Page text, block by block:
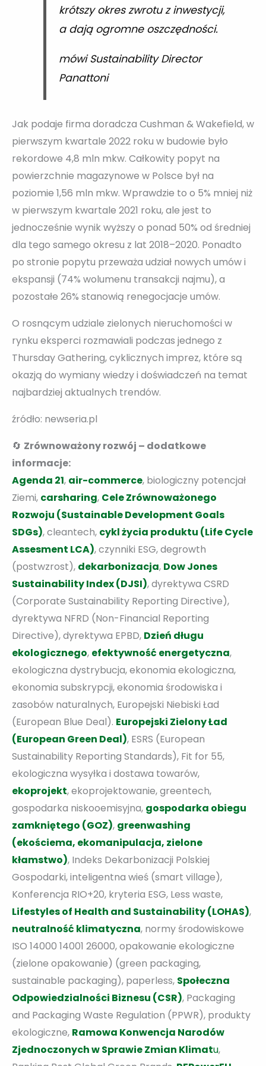
krótszy okres zwrotu z inwestycji,
a dają ogromne oszczędności.
mówi Sustainability Director
Panattoni
Jak podaje firma doradcza Cushman & Wakefield, w
pierwszym kwartale 2022 roku w budowie było
rekordowe 4,8 mln mkw. Całkowity popyt na
powierzchnie magazynowe w Polsce był na
poziomie 1,56 mln mkw. Wprawdzie to o 5% mniej niż
w pierwszym kwartale 2021 roku, ale jest to
jednocześnie wynik wyższy o ponad 50% od średniej
dla tego samego okresu z lat 2018–2020. Ponadto
po stronie popytu przeważa udział nowych umów i
ekspansji (74% wolumenu transakcji najmu), a
pozostałe 26% stanowią renegocjacje umów.
O rosnącym udziale zielonych nieruchomości w
rynku eksperci rozmawiali podczas jednego z
Thursday Gathering, cyklicznych imprez, które są
okazją do wymiany wiedzy i doświadczeń na temat
najbardziej aktualnych trendów.
źródło: newseria.pl
🔄 Zrównoważony rozwój – dodatkowe
informacje:
Agenda 21, air-commerce, biologiczny potencjał
Ziemi, carsharing, Cele Zrównoważonego
Rozwoju (Sustainable Development Goals
SDGs), cleantech, cykl życia produktu (Life Cycle
Assesment LCA), czynniki ESG, degrowth
(postwzrost), dekarbonizacja, Dow Jones
Sustainability Index (DJSI), dyrektywa CSRD
(Corporate Sustainability Reporting Directive),
dyrektywa NFRD (Non-Financial Reporting
Directive), dyrektywa EPBD, Dzień długu
ekologicznego, efektywność energetyczna,
ekologiczna dystrybucja, ekonomia ekologiczna,
ekonomia subskrypcji, ekonomia środowiska i
zasobów naturalnych, Europejski Niebiski Ład
(European Blue Deal). Europejski Zielony Ład
(European Green Deal), ESRS (European
Sustainability Reporting Standards), Fit for 55,
ekologiczna wysyłka i dostawa towarów,
ekoprojekt, ekoprojektowanie, greentech,
gospodarka niskooemisyjna, gospodarka obiegu
zamkniętego (GOZ), greenwashing
(ekościema, ekomanipulacja, zielone
kłamstwo), Indeks Dekarbonizacji Polskiej
Gospodarki, inteligentna wieś (smart village),
Konferencja RIO+20, kryteria ESG, Less waste,
Lifestyles of Health and Sustainability (LOHAS),
neutralność klimatyczna, normy środowiskowe
ISO 14000 14001 26000, opakowanie ekologiczne
(zielone opakowanie) (green packaging,
sustainable packaging), paperless, Społeczna
Odpowiedzialności Biznesu (CSR), Packaging
and Packaging Waste Regulation (PPWR), produkty
ekologiczne, Ramowa Konwencja Narodów
Zjednoczonych w Sprawie Zmian Klimatu,